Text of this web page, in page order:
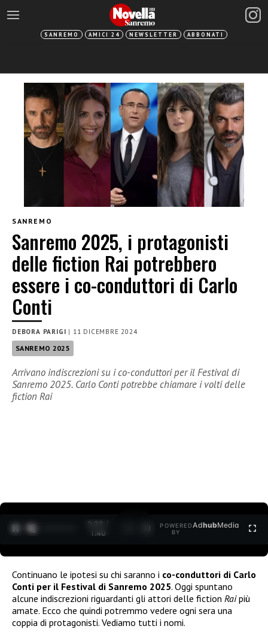
SANREMO AMICI 24 NEWSLETTER ABBONATI
SANREMO
Sanremo 2025, i protagonisti
delle fiction Rai potrebbero
essere i co-conduttori di Carlo
Conti
DEBORA PARIGI | 11 DICEMBRE 2024
SANREMO 2025
Arrivano indiscrezioni su i co-conduttori per il Festival di
Sanremo 2025. Carlo Conti potrebbe chiamare i volti delle
fiction Rai
0:30 /
1:40
POWERED
BY
AdhubMedia
Continuano le ipotesi su chi saranno i co-conduttori di Carlo
Conti per il Festival di Sanremo 2025. Oggi spuntano
alcune indiscrezioni riguardanti gli attori delle fiction Raipiù
amate. Ecco che quindi potremmo vedere ogni sera una
coppia di protagonisti. Vediamo tutti i nomi.